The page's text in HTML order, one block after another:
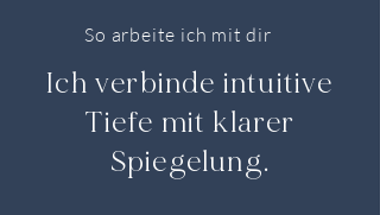
So arbeite ich mit dir
Ich verbinde intuitive
Tiefe mit klarer
Spiegelung.